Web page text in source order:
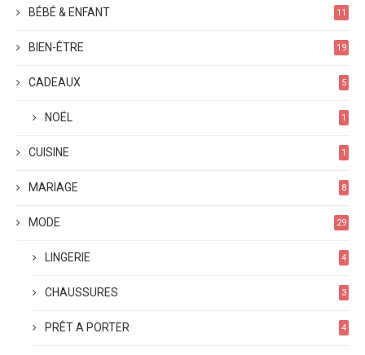
BÉBÉ & ENFANT 11
BIEN-ÊTRE 19
CADEAUX 5
NOËL 1
CUISINE 1
MARIAGE 8
MODE 29
LINGERIE 4
CHAUSSURES 3
PRÊT A PORTER 4